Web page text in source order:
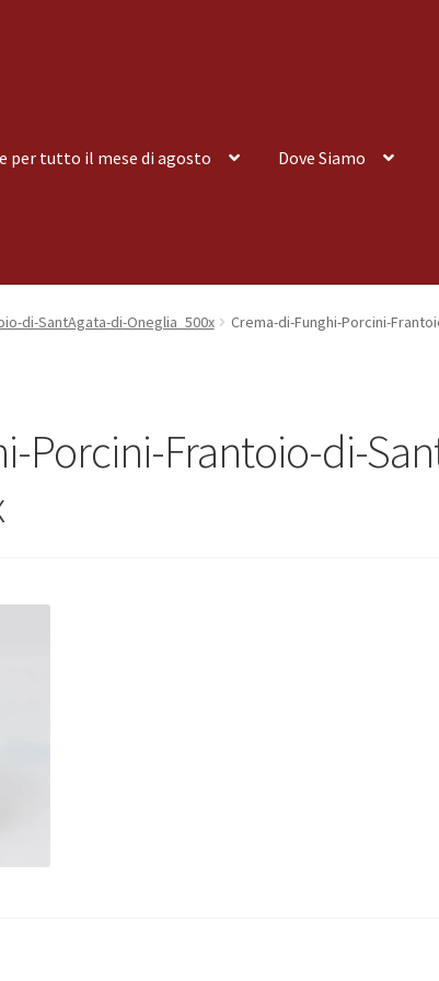
per tutto il mese di agosto Dove Siamo
Consegna a DomicilioConsegna a Domicilio Dove
di-SantAgata-di-Oneglia_500x Crema-di-Funghi-Porcini-
Porcini-Frantoio-di-